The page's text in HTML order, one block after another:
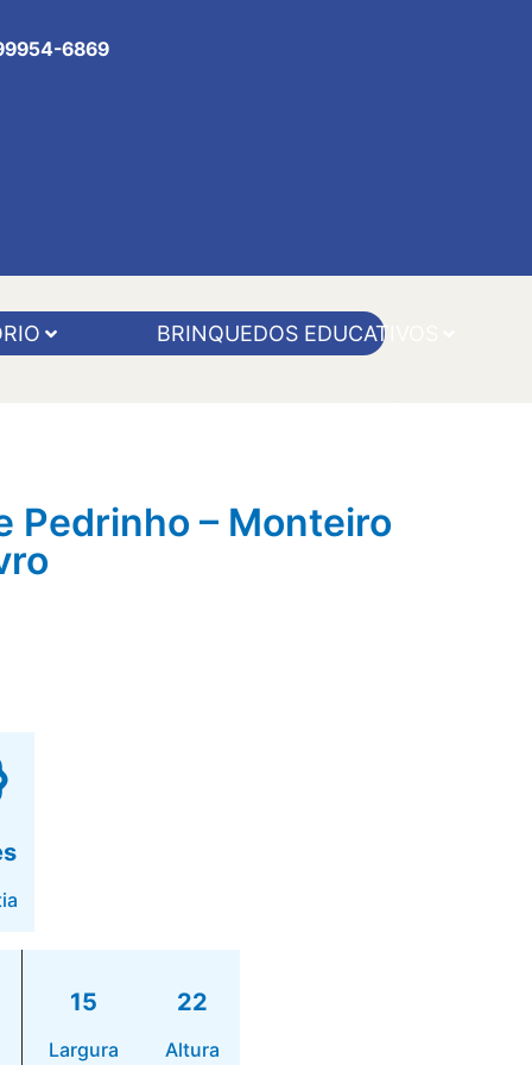
6869
BRINQUEDOS EDUCATIVOS
Pedrinho – Monteiro
15
Largura
22
Altura